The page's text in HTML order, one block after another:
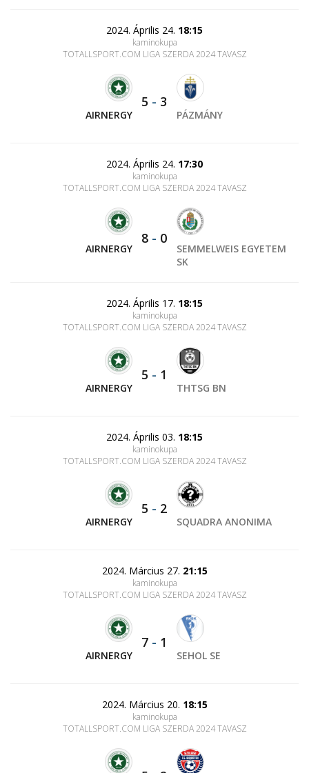
2024. Április 24. 18:15
kaminokupa
TOTALLSPORT.COM LIGA SZERDA 2024 TAVASZ
AIRNERGY
5 - 3
PÁZMÁNY
2024. Április 24. 17:30
kaminokupa
TOTALLSPORT.COM LIGA SZERDA 2024 TAVASZ
AIRNERGY
8 - 0
SEMMELWEIS EGYETEM
SK
2024. Április 17. 18:15
kaminokupa
TOTALLSPORT.COM LIGA SZERDA 2024 TAVASZ
AIRNERGY
5 - 1
THTSG BN
2024. Április 03. 18:15
kaminokupa
TOTALLSPORT.COM LIGA SZERDA 2024 TAVASZ
AIRNERGY
5 - 2
SQUADRA ANONIMA
2024. Március 27. 21:15
kaminokupa
TOTALLSPORT.COM LIGA SZERDA 2024 TAVASZ
AIRNERGY
7 - 1
SEHOL SE
2024. Március 20. 18:15
kaminokupa
TOTALLSPORT.COM LIGA SZERDA 2024 TAVASZ